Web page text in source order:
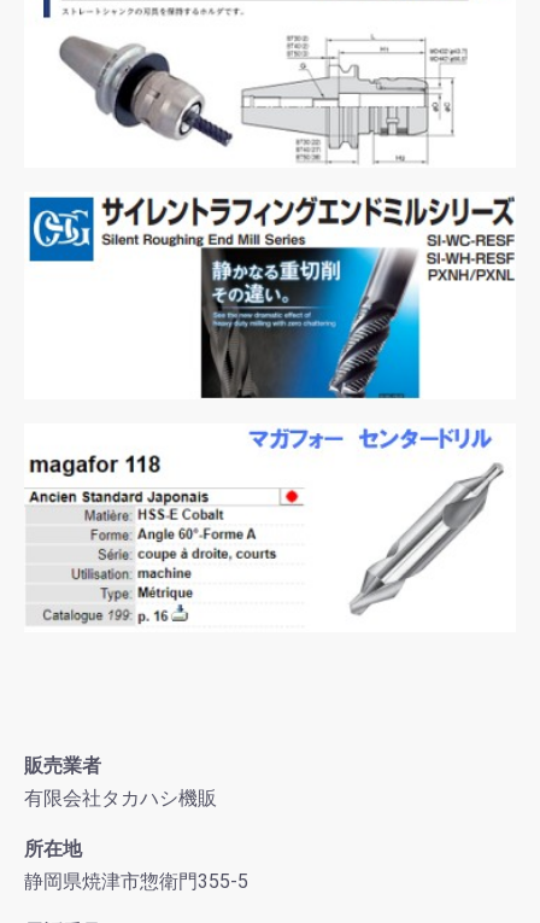
販売業者
有限会社タカハシ機販
所在地
静岡県焼津市惣衛門355-5